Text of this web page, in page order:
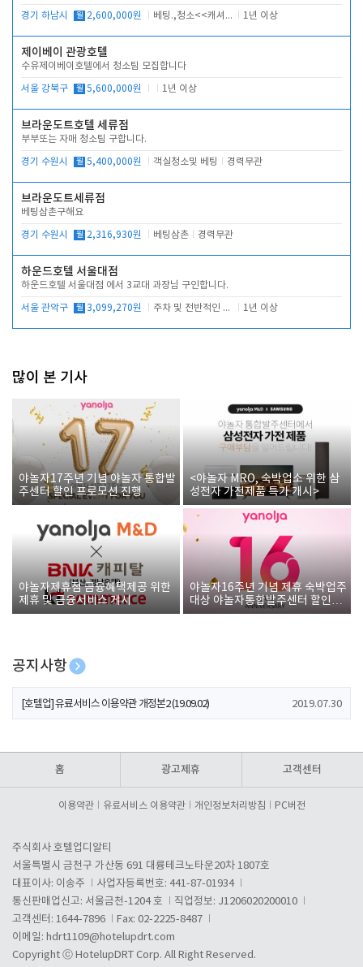
경기 하남시 월 2,600,000원 베팅.,청소<<캐셔 모셔봅니다. 1년 이상
제이베이 관광호텔
수유제이베이호텔에서 청소팀 모집합니다
서울 강북구 월 5,600,000원 1년 이상
브라운도트호텔 세류점
부부또는 자매 청소팀 구합니다.
경기 수원시 월 5,400,000원 객실청소및 베팅 경력무관
브라운도트세류점
베팅삼촌구해요
경기 수원시 월 2,316,930원 베팅삼촌 경력무관
하운드호텔 서울대점
하운드호텔 서울대점 에서 3교대 과장님 구인합니다.
서울 관악구 월 3,099,270원 주차 및 전반적인 당번업무 1년 이상
많이 본 기사
야놀자17주년 기념 야놀자 통합발
주센터 할인 프로모션 진행
<야놀자 MRO, 숙박업소 위한 삼
성전자 가전제품 특가 개시>
야놀자제휴점 금융혜택제공 위한
제휴 및 금융서비스 게시
야놀자16주년 기념 제휴 숙박업주
대상 야놀자통합발주센터 할인쿠
폰 증정
공지사항
[호텔업] 개인정보 처리방침 개정본1 (19.09.02)
[호텔업] 유료서비스 이용약관 개정본2 (19.09.02) 2019.07.30
홈 광고제휴 고객센터
이용약관 유료서비스 이용약관 개인정보처리방침 PC버전
주식회사 호텔업디알티
서울특별시 금천구 가산동 691 대륭테크노타운20차 1807호
대표이사: 이송주
사업자등록번호: 441-87-01934
통신판매업신고: 서울금천-1204 호
직업정보: J1206020200010
고객센터: 1644-7896
Fax: 02-2225-8487
이메일: hdrt1109@hotelupdrt.com
Copyright ⓒ HotelupDRT Corp. All Right Reserved.